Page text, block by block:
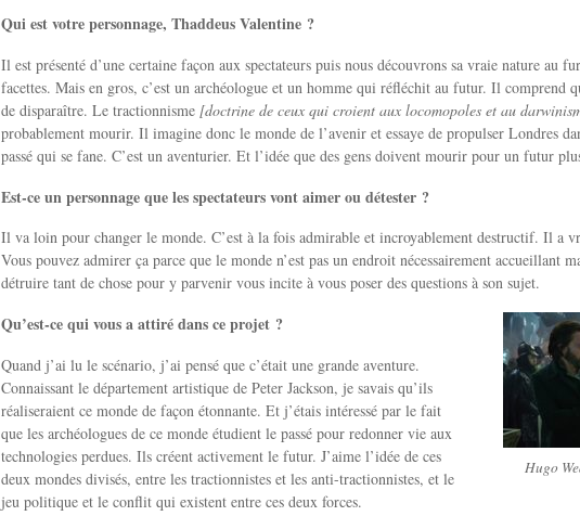
Qui est votre personnage, Thaddeus Valentine ?
Il est présenté d’une certaine façon aux spectateurs puis nous découvrons sa vraie nature au
facettes. Mais en gros, c’est un archéologue et un homme qui réfléchit au futur. Il comprend
de disparaître. Le tractionnisme [doctrine de ceux qui croient aux locomopoles et au
probablement mourir. Il imagine donc le monde de l’avenir et essaye de propulser Londres
passé qui se fane. C’est un aventurier. Et l’idée que des gens doivent mourir pour un futur
Est-ce un personnage que les spectateurs vont aimer ou détester ?
Il va loin pour changer le monde. C’est à la fois admirable et incroyablement destructif. Il a
Vous pouvez admirer ça parce que le monde n’est pas un endroit nécessairement accueillant
détruire tant de chose pour y parvenir vous incite à vous poser des questions à son sujet.
Hugo
Qu’est-ce qui vous a attiré dans ce projet ?
Quand j’ai lu le scénario, j’ai pensé que c’était une grande aventure.
Connaissant le département artistique de Peter Jackson, je savais qu’ils
réaliseraient ce monde de façon étonnante. Et j’étais intéressé par le fait
que les archéologues de ce monde étudient le passé pour redonner vie aux
technologies perdues. Ils créent activement le futur. J’aime l’idée de ces
deux mondes divisés, entre les tractionnistes et les anti-tractionnistes, et le
jeu politique et le conflit qui existent entre ces deux forces.